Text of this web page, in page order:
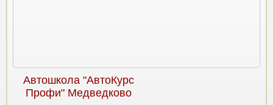
Автошкола "АвтоКурс
Профи" Медведково